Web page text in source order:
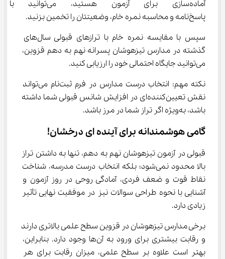
آماده‌سازی برای آزمون
پاسخ‌نامه و محاسبه نمره خام، وضعیتتان را تخمین بزنید.
سپس با مقایسه نمره خام با ترازهای قبولی سال‌های
گذشته در مدارس تیزهوشان پسرانه نهم به دهم قزوین،
می‌توانید جایگاه احتمالی خود را ارزیابی کنید.
نکته مهم: انتخاب درست مدارس در فرم ثبت‌نام می‌تواند
نقش تعیین‌کننده‌ای در افزایش شانس قبولی شما داشته
باشد، به‌ویژه اگر تراز شما در مرز باشد.
گامی هوشمندانه برای آینده ای درخشان!
قبولی در آزمون تیزهوشان نهم به دهم، تنها به داشتن تراز
بالا محدود نمی‌شود؛ بلکه انتخاب درست مدرسه، شناخت
نقاط قوت و ضعف فردی، آمادگی روحی در روز آزمون و
آشنایی با نحوه طراحی سوالات نیز در موفقیت نهایی تأثیر
زیادی دارد.
برخی مدارس تیزهوشان در قزوین سطح علمی بالاتری دارند
و رقابت بیشتری برای ورود به آن‌ها وجود دارد. بنابراین،
بهتر است علاوه بر سطح علمی، میزان رقابت برای هر